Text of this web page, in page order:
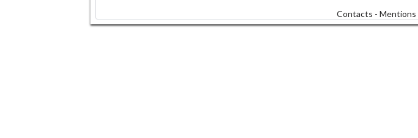
Contacts - Mentions